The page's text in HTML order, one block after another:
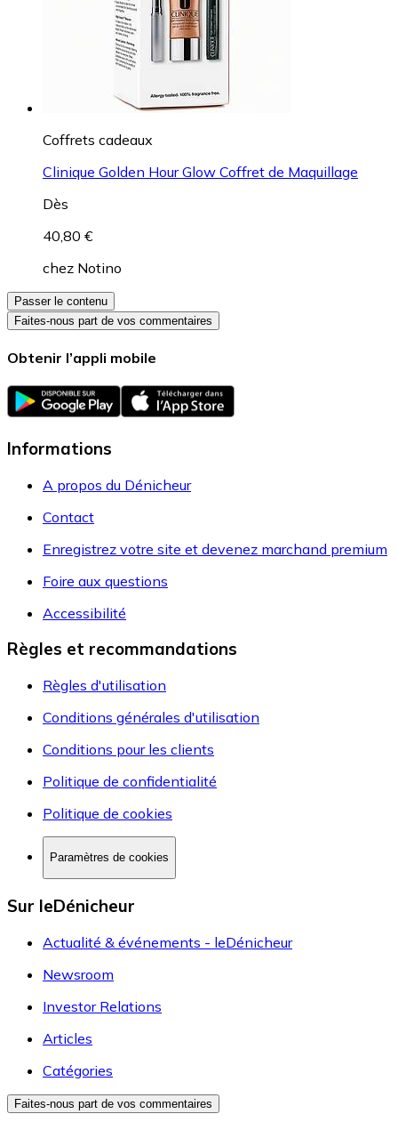
Coffrets cadeaux
Clinique Golden Hour Glow Coffret de Maquillage
Dès
40,80 €
chez Notino
Passer le contenu
Faites-nous part de vos commentaires
Obtenir l’appli mobile
Informations
A propos du Dénicheur
Contact
Enregistrez votre site et devenez marchand premium
Foire aux questions
Accessibilité
Règles et recommandations
Règles d'utilisation
Conditions générales d'utilisation
Conditions pour les clients
Politique de confidentialité
Politique de cookies
Paramètres de cookies
Sur leDénicheur
Actualité & événements - leDénicheur
Newsroom
Investor Relations
Articles
Catégories
Faites-nous part de vos commentaires